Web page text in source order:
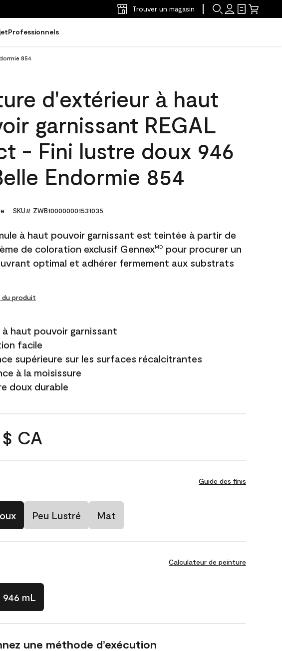
Trouver un magasin
Professionnels
854
d'extérieur à haut
garnissant REGAL
- Fini lustre doux 946
Endormie 854
SKU# ZWB100000001531035
à haut pouvoir garnissant est teintée à partir de
de coloration exclusif GennexMD pour procurer un
optimal et adhérer fermement aux substrats
du produit
à haut pouvoir garnissant
facile
supérieure sur les surfaces récalcitrantes
à la moisissure
doux durable
CA
Guide des finis
Peu Lustré Mat
Calculateur de peinture
946 mL
une méthode d’exécution